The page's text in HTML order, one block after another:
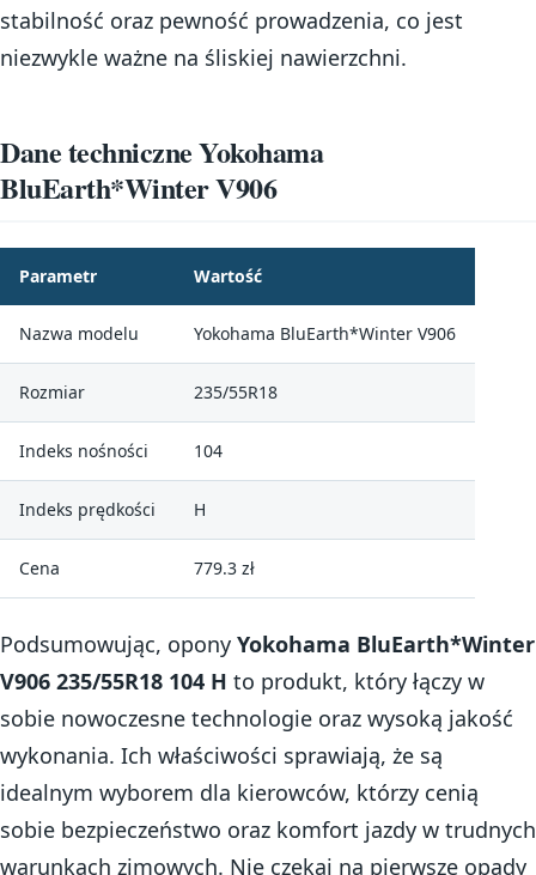
stabilność oraz pewność prowadzenia, co jest
niezwykle ważne na śliskiej nawierzchni.
Dane techniczne Yokohama
BluEarth*Winter V906
Parametr Wartość
Nazwa modelu Yokohama BluEarth*Winter V906
Rozmiar 235/55R18
Indeks nośności 104
Indeks prędkości H
Cena 779.3 zł
Podsumowując, opony Yokohama BluEarth*Winter
V906 235/55R18 104 H to produkt, który łączy w
sobie nowoczesne technologie oraz wysoką jakość
wykonania. Ich właściwości sprawiają, że są
idealnym wyborem dla kierowców, którzy cenią
sobie bezpieczeństwo oraz komfort jazdy w trudnych
warunkach zimowych. Nie czekaj na pierwsze opady